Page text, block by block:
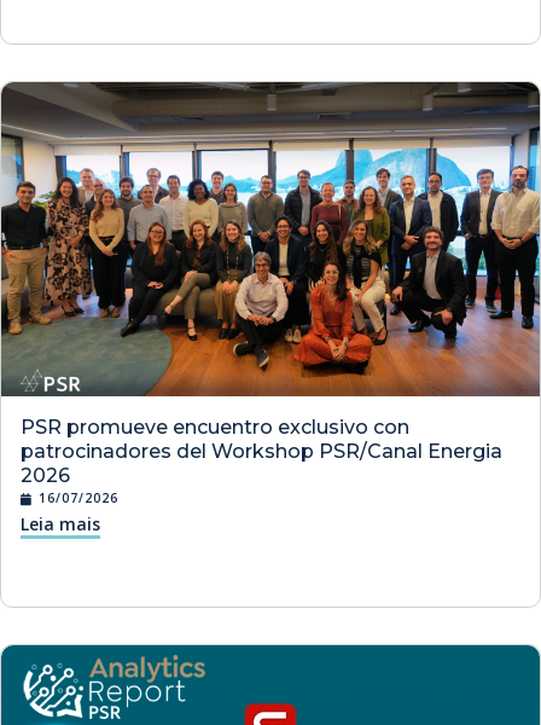
PSR promueve encuentro exclusivo con
patrocinadores del Workshop PSR/Canal Energia
2026
16/07/2026
Leia mais